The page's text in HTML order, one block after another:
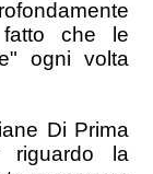
che le
ogni volta
Di Prima
riguardo la